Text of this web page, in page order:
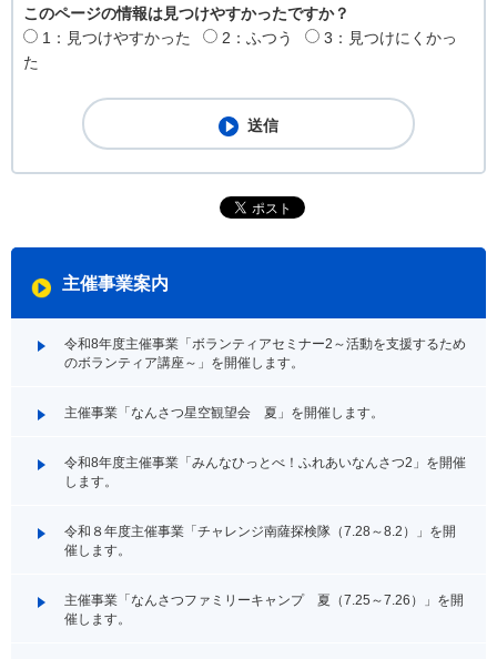
このページの情報は見つけやすかったですか？
1：見つけやすかった
2：ふつう
3：見つけにくかっ
た
主催事業案内
令和8年度主催事業「ボランティアセミナー2～活動を支援するため
のボランティア講座～」を開催します。
主催事業「なんさつ星空観望会 夏」を開催します。
令和8年度主催事業「みんなひっとべ！ふれあいなんさつ2」を開催
します。
令和８年度主催事業「チャレンジ南薩探検隊（7.28～8.2）」を開
催します。
主催事業「なんさつファミリーキャンプ 夏（7.25～7.26）」を開
催します。